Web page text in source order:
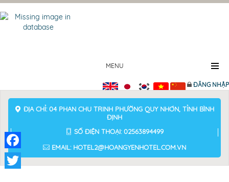
MENU
ĐĂNG NHẬP
ĐỊA CHỈ: 04 PHAN CHU TRINH PHƯỜNG QUY NHƠN, TỈNH BÌNH
ĐỊNH
SỐ ĐIỆN THOẠI: 02563894499
EMAIL: HOTEL2@HOANGYENHOTEL.COM.VN
Facebook